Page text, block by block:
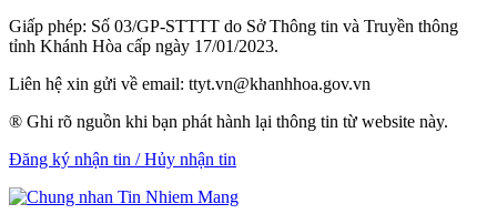
Giấp phép: Số 03/GP-STTTT do Sở Thông tin và Truyền thông
tỉnh Khánh Hòa cấp ngày 17/01/2023.
Liên hệ xin gửi về email: ttyt.vn@khanhhoa.gov.vn
® Ghi rõ nguồn khi bạn phát hành lại thông tin từ website này.
Đăng ký nhận tin / Hủy nhận tin